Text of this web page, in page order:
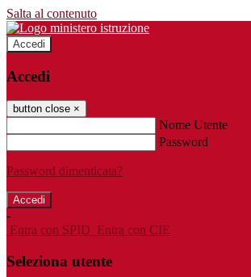
Salta al contenuto
Accedi
Accedi
button close ×
Nome Utente
Password
Password dimenticata?
-
Entra con SPID Entra con CIE
Seleziona utente